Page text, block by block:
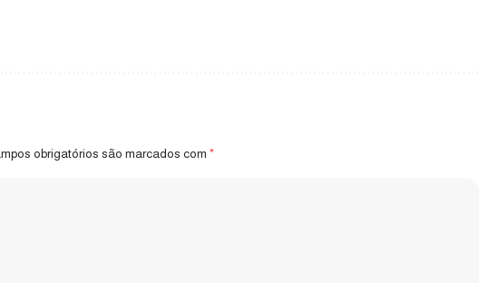
obrigatórios são marcados com *